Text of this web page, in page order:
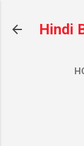
Hindi